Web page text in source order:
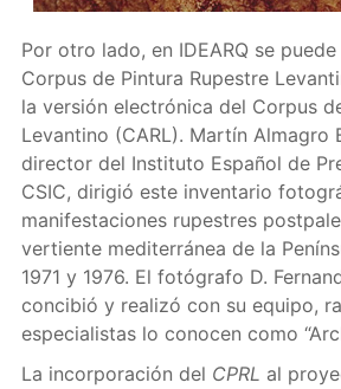
Por otro lado, en IDEARQ se
Corpus de Pintura Rupestre
la versión electrónica del Corpus
Levantino (CARL). Martín Almagro
director del Instituto Español de
CSIC, dirigió este inventario
manifestaciones rupestres
vertiente mediterránea de la
1971 y 1976. El fotógrafo D.
concibió y realizó con su equipo,
especialistas lo conocen como
La incorporación del CPRL al